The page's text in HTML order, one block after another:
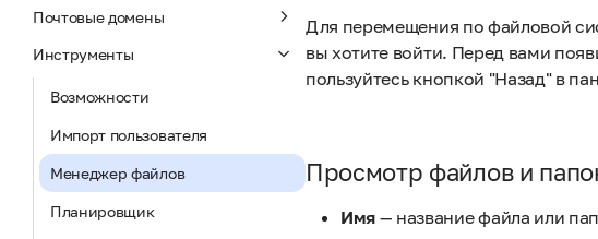
Почтовые домены
Инструменты
Возможности
Импорт пользователя
Менеджер файлов
Планировщик
Для перемещения по файловой
вы хотите войти. Перед вами
пользуйтесь кнопкой "Назад" в
Просмотр файлов и
Имя — название файла или